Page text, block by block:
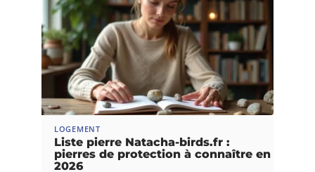
LOGEMENT
Liste pierre Natacha-birds.fr :
pierres de protection à connaître en
2026